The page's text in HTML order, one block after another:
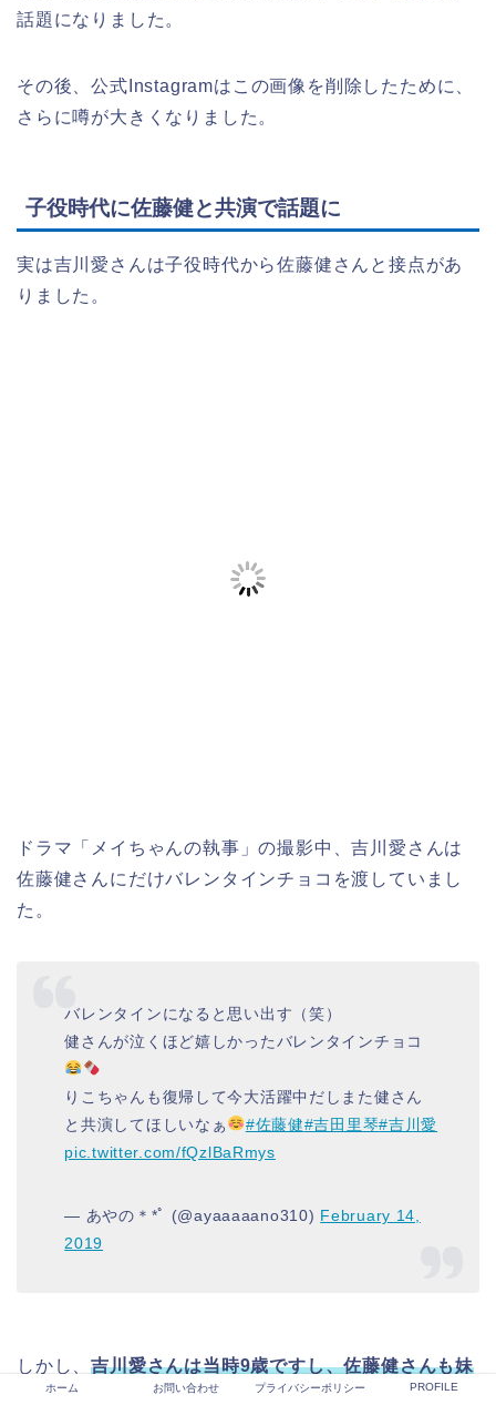
話題になりました。
その後、公式Instagramはこの画像を削除したために、
さらに噂が大きくなりました。
子役時代に佐藤健と共演で話題に
実は吉川愛さんは子役時代から佐藤健さんと接点があ
りました。
ドラマ「メイちゃんの執事」の撮影中、吉川愛さんは
佐藤健さんにだけバレンタインチョコを渡していまし
た。
バレンタインになると思い出す（笑）
健さんが泣くほど嬉しかったバレンタインチョコ
りこちゃんも復帰して今大活躍中だしまた健さん
と共演してほしいなぁ
#佐藤健#吉田里琴#吉川愛
pic.twitter.com/fQzlBaRmys
— あやの＊*ﾟ (@ayaaaaano310) February 14,
2019
しかし、吉川愛さんは当時9歳ですし、佐藤健さんも妹
に接するような感情を持っていたのでは ないでしょう
ホーム お問い合わせ プライバシーポリシー PROFILE